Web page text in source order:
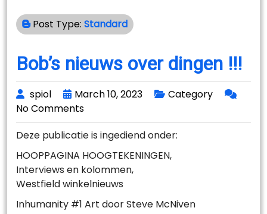
Post Type: Standard
Bob’s nieuws over dingen !!!
spiol March 10, 2023
Category
No Comments
Deze publicatie is ingediend onder:
HOOPPAGINA HOOGTEKENINGEN,
Interviews en kolommen,
Westfield winkelnieuws
Inhumanity #1 Art door Steve McNiven